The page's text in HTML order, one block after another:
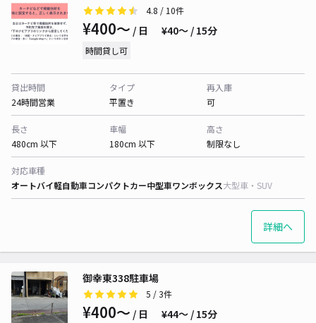
4.8 / 10件
¥400〜 / 日 ¥40〜 / 15分
時間貸し可
貸出時間
24時間営業
タイプ
平置き
再入庫
可
長さ
480cm 以下
車幅
180cm 以下
高さ
制限なし
対応車種
オートバイ軽自動車コンパクトカー中型車ワンボックス大型車・SUV
詳細へ
御幸東338駐車場
5 / 3件
¥400〜 / 日 ¥44〜 / 15分